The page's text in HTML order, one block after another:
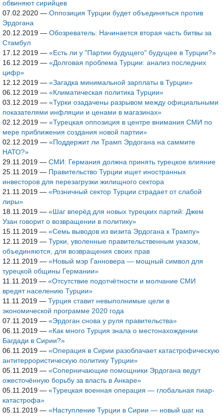
обвиняют сирийцев
07.02.2020 — Оппозиция Турции будет объединяться против
Эрдогана
20.12.2019 — Обозреватель: Начинается вторая часть битвы за
Стамбул
17.12.2019 — «Есть ли у "Партии будущего" будущее в Турции?»
16.12.2019 — «Долговая проблема Турции: анализ последних
цифр»
12.12.2019 — «Загадка минимальной зарплаты в Турции»
06.12.2019 — «Климатическая политика Турции»
03.12.2019 — «Турки озадачены разрывом между официальными
показателями инфляции и ценами в магазинах»
02.12.2019 — «Турецкая оппозиция в центре внимания СМИ по
мере приближения создания новой партии»
02.12.2019 — «Поддержит ли Трамп Эрдогана на саммите
НАТО?»
29.11.2019 — СМИ: Германия должна принять турецкое влияние
25.11.2019 — Правительство Турции ищет иностранных
инвесторов для перезагрузки жилищного сектора
21.11.2019 — «Розничный сектор Турции страдает от слабой
лиры»
18.11.2019 — «Шаг вперёд для новых турецких партий: Джем
Узан говорит о возвращении в политику»
15.11.2019 — «Семь выводов из визита Эрдогана к Трампу»
12.11.2019 — Турки, уволенные правительственным указом,
объединяются, для возвращения своих прав
12.11.2019 — «Новый мэр Ганновера — мощный символ для
турецкой общины Германии»
11.11.2019 — «Отсутствие подотчётности и молчание СМИ
вредят населению Турции»
11.11.2019 — Турция ставит невыполнимые цели в
экономической программе 2020 года
07.11.2019 — «Эрдоган снова у руля правительства»
06.11.2019 — «Как много Турция знала о местонахождении
Багдади в Сирии?»
06.11.2019 — «Операция в Сирии разоблачает катастрофическую
антитеррористическую политику Турции»
05.11.2019 — «Соперничающие помощники Эрдогана ведут
ожесточённую борьбу за власть в Анкаре»
05.11.2019 — «Турецкая военная операция — глобальная пиар-
катастрофа»
05.11.2019 — «Наступление Турции в Сирии — новый шаг на